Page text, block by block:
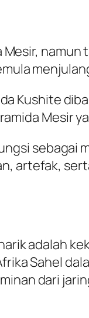
Kushite
Mesir
sebagai
artefak,
adalah
Sahel
dari